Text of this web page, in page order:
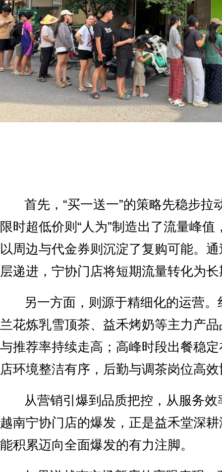
首先，“买一送一”的策略先稳步拉
限时超低价则“人为”制造出了流量峰值
以周边与代金券则沉淀了复购可能。
层递进，宁协门店将短期流量转化为
另一方面，则源于精细化的运营。
兰花炼乳雪顶茶、益禾烤奶等主力产
与推荐率持续走高；高峰时段出餐稳
店环境整洁有序，后勤与调茶岗位高
从营销引爆到品质把控，从服务效
越南宁协门店的爆发，正是益禾堂深
能积累迈向全面爆发的有力注脚。